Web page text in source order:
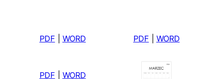
PDF WORD PDF WORD
PDF WORD